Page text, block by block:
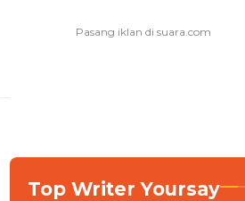
Top Writer Yoursay